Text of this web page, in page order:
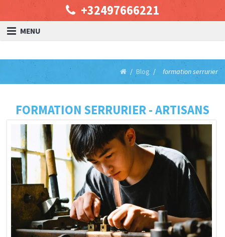
+32497666221
MENU
Blog formation serrurier
FORMATION SERRURIER - ARTISANS